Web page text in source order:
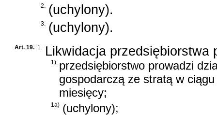
2. (uchylony).
3. (uchylony).
Art. 19. 1. Likwidacja przedsiębiorstwa
1) przedsiębiorstwo prowadzi
gospodarczą ze stratą w
miesięcy;
1a) (uchylony);